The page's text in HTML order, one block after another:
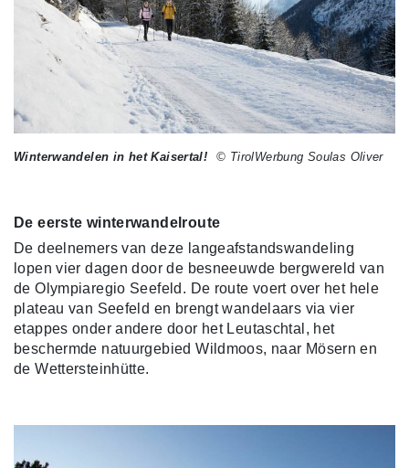
Winterwandelen in het Kaisertal! © TirolWerbung Soulas Oliver
De eerste winterwandelroute
De deelnemers van deze langeafstandswandeling
lopen vier dagen door de besneeuwde bergwereld van
de Olympiaregio Seefeld. De route voert over het hele
plateau van Seefeld en brengt wandelaars via vier
etappes onder andere door het Leutaschtal, het
beschermde natuurgebied Wildmoos, naar Mösern en
de Wettersteinhütte.